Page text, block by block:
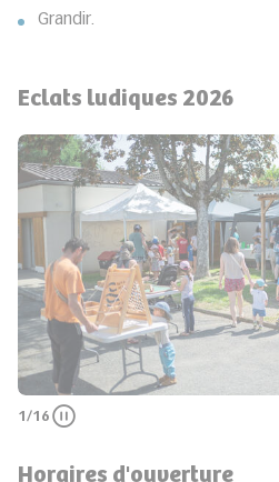
Grandir.
Eclats ludiques 2026
1/16
précédent
Horaires d'ouverture